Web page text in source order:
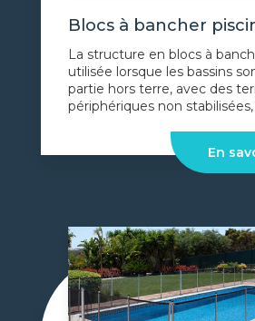
Blocs à bancher
La structure en blocs à
utilisée lorsque les bassins
partie hors terre, avec des
périphériques non stabilisées,
En